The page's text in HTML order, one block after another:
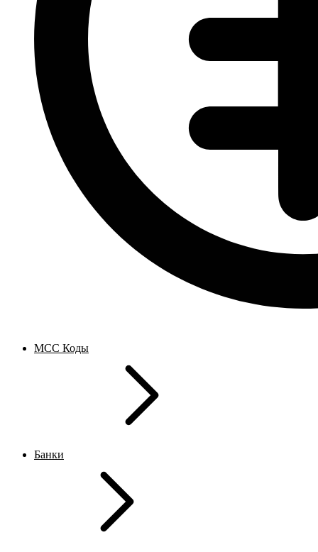
MCC Коды
Банки